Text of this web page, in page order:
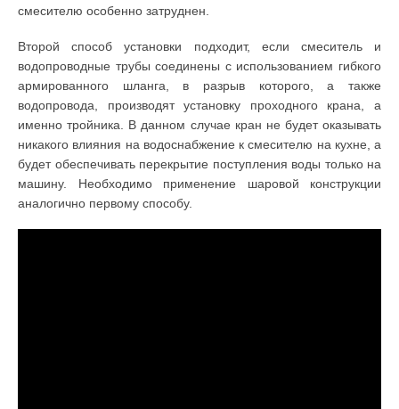
смесителю особенно затруднен.
Второй способ установки подходит, если смеситель и
водопроводные трубы соединены с использованием гибкого
армированного шланга, в разрыв которого, а также
водопровода, производят установку проходного крана, а
именно тройника. В данном случае кран не будет оказывать
никакого влияния на водоснабжение к смесителю на кухне, а
будет обеспечивать перекрытие поступления воды только на
машину. Необходимо применение шаровой конструкции
аналогично первому способу.